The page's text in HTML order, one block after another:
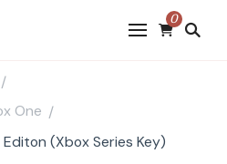
0
/
One /
(Xbox Series Key)